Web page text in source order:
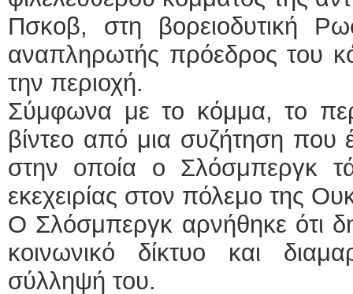
Πσκοβ, στη βορειοδυτική
αναπληρωτής πρόεδρος του
την περιοχή.
Σύμφωνα με το κόμμα, το
βίντεο από μια συζήτηση που
στην οποία ο Σλόσμπεργκ
εκεχειρίας στον πόλεμο της
Ο Σλόσμπεργκ αρνήθηκε ότι
κοινωνικό δίκτυο και
σύλληψή του.